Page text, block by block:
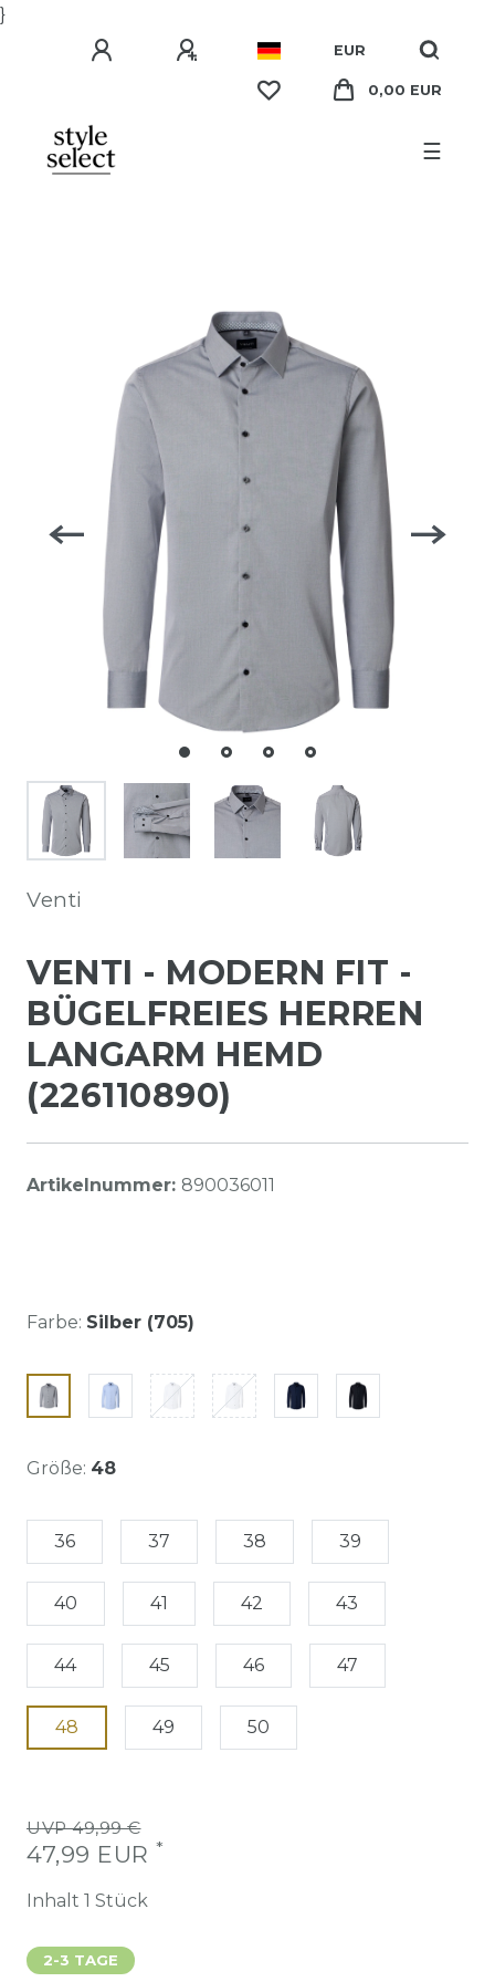
}
EUR
0,00 EUR
☰
Venti
VENTI - MODERN FIT -
BÜGELFREIES HERREN
LANGARM HEMD
(226110890)
Artikelnummer: 890036011
Farbe: Silber (705)
Größe: 48
36 37 38 39
40 41 42 43
44 45 46 47
48 49 50
UVP 49,99 €
47,99 EUR *
Inhalt 1 Stück
2-3 TAGE